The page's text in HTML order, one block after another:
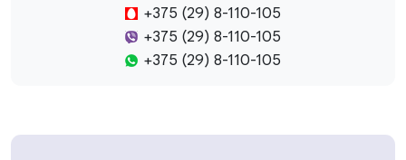
+375 (29) 8-110-105
+375 (29) 8-110-105
+375 (29) 8-110-105